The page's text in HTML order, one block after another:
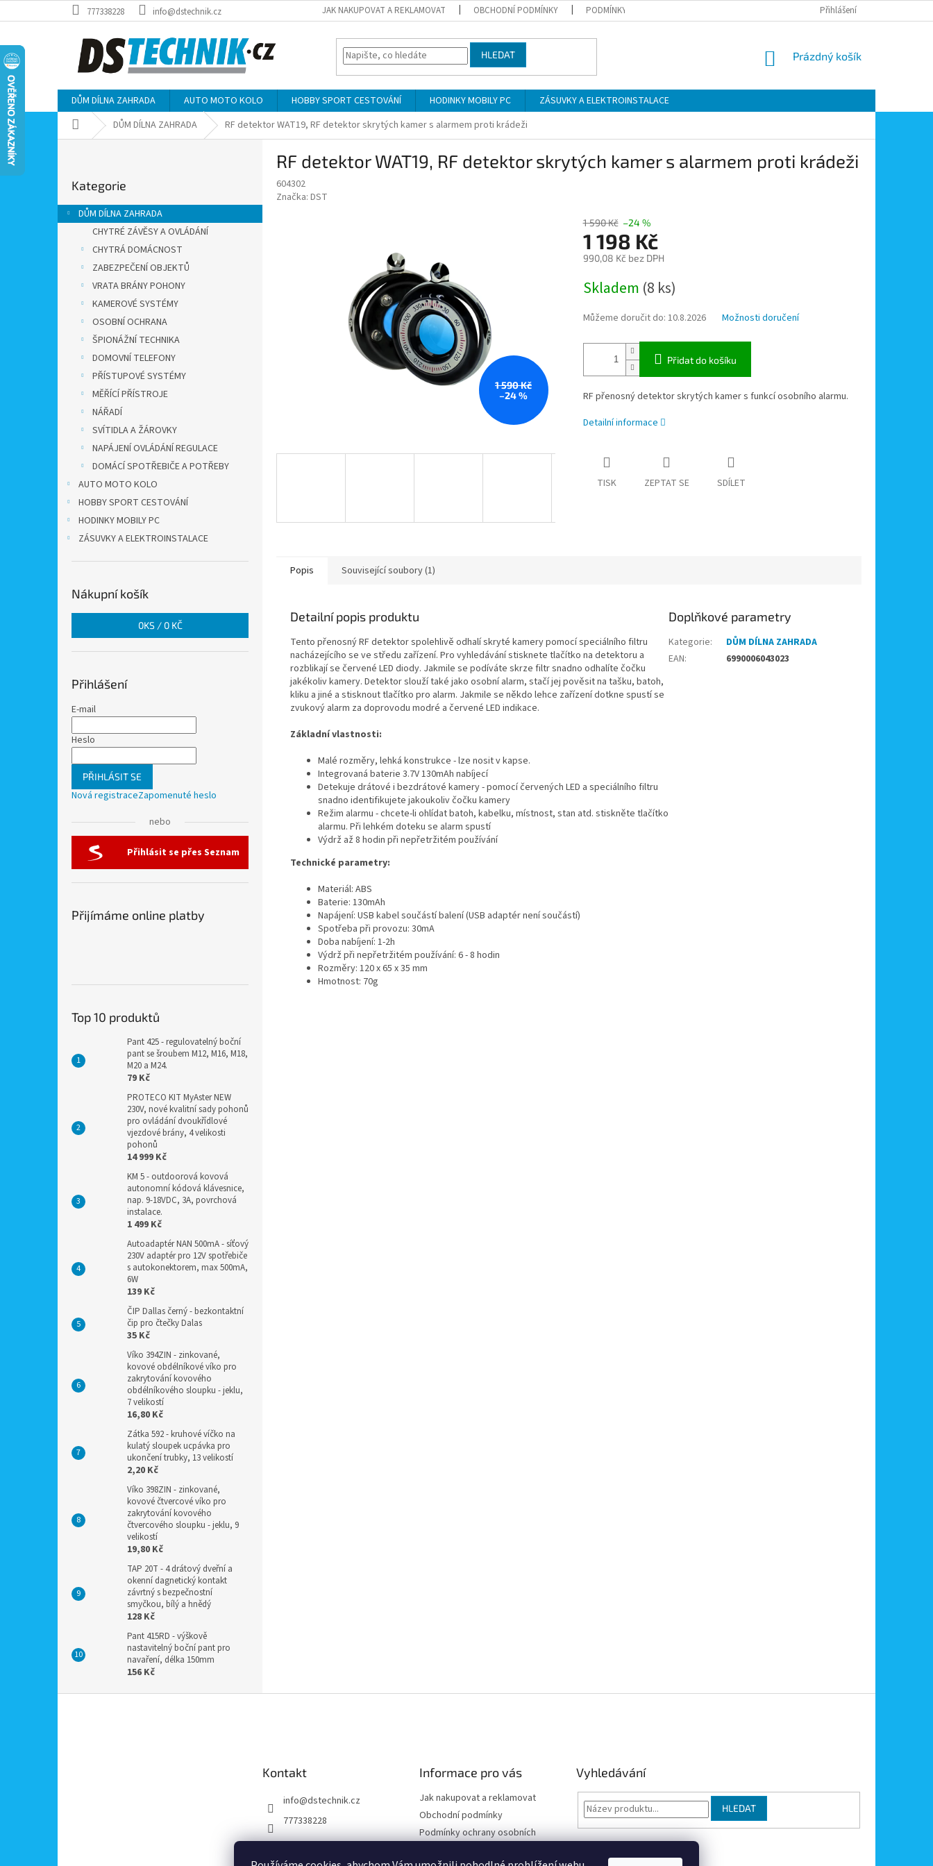
na
777338228 info@dstechnik.cz JAK NAKUPOVAT A REKLAMOVAT OBCHODNÍ PODMÍNKY PODMÍNKY OCHRANY OSOBNÍCH ÚDAJŮ MOJE OBJEDNÁVKA
Přihlášení
HLEDAT
NÁKUPNÍ
Prázdný košík
DŮM DÍLNA ZAHRADA AUTO MOTO KOLO HOBBY SPORT CESTOVÁNÍ HODINKY MOBILY PC
ZÁSUVKY A ELEKTROINSTALACE
Domů DŮM DÍLNA ZAHRADA RF detektor WAT19, RF detektor skrytých kamer s alarmem proti krádeži
r
a
kategorie
Kategorie
DŮM DÍLNA ZAHRADA
CHYTRÉ ZÁVĚSY A OVLÁDÁNÍ
CHYTRÁ DOMÁCNOST
ZABEZPEČENÍ OBJEKTŮ
VRATA BRÁNY POHONY
KAMEROVÉ SYSTÉMY
OSOBNÍ OCHRANA
ŠPIONÁŽNÍ TECHNIKA
DOMOVNÍ TELEFONY
PŘÍSTUPOVÉ SYSTÉMY
MĚŘÍCÍ PŘÍSTROJE
NÁŘADÍ
SVÍTIDLA A ŽÁROVKY
NAPÁJENÍ OVLÁDÁNÍ REGULACE
DOMÁCÍ SPOTŘEBIČE A POTŘEBY
AUTO MOTO KOLO
HOBBY SPORT CESTOVÁNÍ
HODINKY MOBILY PC
ZÁSUVKY A ELEKTROINSTALACE
Nákupní košík
0KS / 0 KČ
Přihlášení
E-mail
Heslo
PŘIHLÁSIT SE
Nová registraceZapomenuté heslo
nebo
Přihlásit se přes Seznam
Přijímáme online platby
Top 10 produktů
Pant 425 - regulovatelný boční
pant se šroubem M12, M16, M18,
M20 a M24.
79 Kč
PROTECO KIT MyAster NEW
230V, nové kvalitní sady pohonů
pro ovládání dvoukřídlové
vjezdové brány, 4 velikosti
pohonů
14 999 Kč
KM 5 - outdoorová kovová
autonomní kódová klávesnice,
nap. 9-18VDC, 3A, povrchová
instalace.
1 499 Kč
Autoadaptér NAN 500mA - síťový
230V adaptér pro 12V spotřebiče
s autokonektorem, max 500mA,
6W
139 Kč
ČIP Dallas černý - bezkontaktní
čip pro čtečky Dalas
35 Kč
Víko 394ZIN - zinkované,
kovové obdélníkové víko pro
zakrytování kovového
obdélníkového sloupku - jeklu,
7 velikostí
16,80 Kč
Zátka 592 - kruhové víčko na
kulatý sloupek ucpávka pro
ukončení trubky, 13 velikostí
2,20 Kč
Víko 398ZIN - zinkované,
kovové čtvercové víko pro
zakrytování kovového
čtvercového sloupku - jeklu, 9
velikostí
19,80 Kč
TAP 20T - 4 drátový dveřní a
okenní dagnetický kontakt
závrtný s bezpečnostní
smyčkou, bílý a hnědý
128 Kč
Pant 415RD - výškově
nastavitelný boční pant pro
navaření, délka 150mm
156 Kč
RF detektor WAT19, RF detektor skrytých kamer s alarmem proti krádeži
604302
Značka: DST
1 590 Kč
–24 %
1 590 Kč –24 %
1 198 Kč
990,08 Kč bez DPH
cena:
Skladem (8 ks)
Můžeme doručit do: 10.8.2026 Možnosti doručení
Přidat do košíku
RF přenosný detektor skrytých kamer s funkcí osobního alarmu.
Detailní informace
TISK ZEPTAT SE SDÍLET
Popis Související soubory (1)
Detailní popis produktu
Tento přenosný RF detektor spolehlivě odhalí skryté kamery pomocí speciálního filtru
nacházejícího se ve středu zařízení. Pro vyhledávání stisknete tlačítko na detektoru a
rozblikají se červené LED diody. Jakmile se podíváte skrze filtr snadno odhalíte čočku
jakékoliv kamery. Detektor slouží také jako osobní alarm, stačí jej pověsit na tašku, batoh,
kliku a jiné a stisknout tlačítko pro alarm. Jakmile se někdo lehce zařízení dotkne spustí se
zvukový alarm za doprovodu modré a červené LED indikace.
Základní vlastnosti:
Malé rozměry, lehká konstrukce - lze nosit v kapse.
Integrovaná baterie 3.7V 130mAh nabíjecí
Detekuje drátové i bezdrátové kamery - pomocí červených LED a speciálního filtru
snadno identifikujete jakoukoliv čočku kamery
Režim alarmu - chcete-li ohlídat batoh, kabelku, místnost, stan atd. stiskněte tlačítko
alarmu. Při lehkém doteku se alarm spustí
Výdrž až 8 hodin při nepřetržitém používání
Technické parametry:
Materiál: ABS
Baterie: 130mAh
Napájení: USB kabel součástí balení (USB adaptér není součástí)
Spotřeba při provozu: 30mA
Doba nabíjení: 1-2h
Výdrž při nepřetržitém používání: 6 - 8 hodin
Rozměry: 120 x 65 x 35 mm
Hmotnost: 70g
Doplňkové parametry
Kategorie:
DŮM DÍLNA ZAHRADA
EAN: 6990006043023
Kontakt
info@dstechnik.cz
777338228
Informace pro vás
Jak nakupovat a reklamovat
Obchodní podmínky
Podmínky ochrany osobních
Kontakty
Vyhledávání
HLEDAT